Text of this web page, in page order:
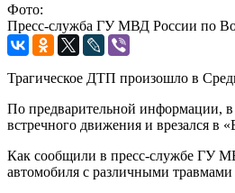
Фото:
Пресс-служба ГУ МВД России по
Трагическое ДТП произошло в
По предварительной информации, в
встречного движения и врезался в
Как сообщили в пресс-службе ГУ
автомобиля с различными